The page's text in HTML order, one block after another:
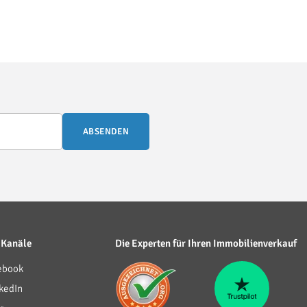
ABSENDEN
Die Experten für Ihren Immobilienverkauf